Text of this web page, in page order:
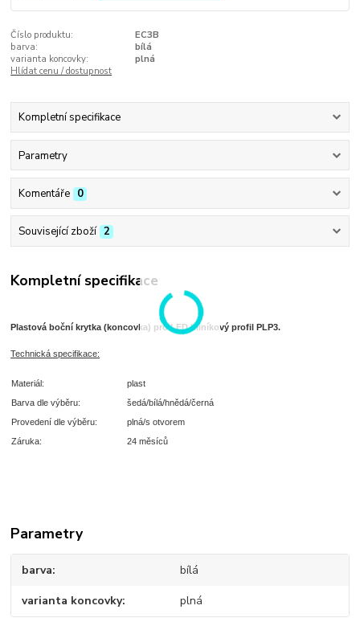
Číslo produktu:
EC3B
barva:
bílá
varianta koncovky:
plná
Hlídat cenu / dostupnost
Kompletní specifikace
Parametry
Komentáře 0
Související zboží 2
Kompletní specifikace
Plastová boční krytka (koncovka) pro LED hliníkový profil PLP3.
Technická specifikace:
Materiál:
plast
Barva dle výběru:
šedá/bílá/hnědá/černá
Provedení dle výběru:
plná/s otvorem
Záruka:
24 měsíců
Parametry
barva bílá
varianta koncovky plná